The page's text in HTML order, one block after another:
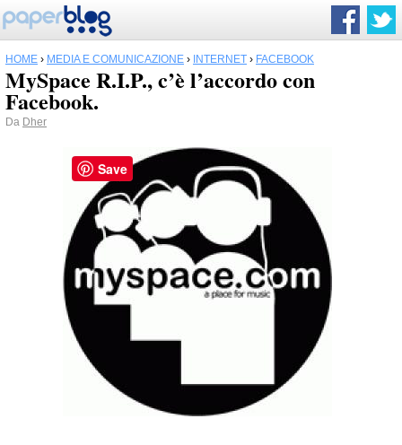
HOME › MEDIA E COMUNICAZIONE › INTERNET › FACEBOOK
MySpace R.I.P., c’è l’accordo con
Facebook.
Da Dher
Save